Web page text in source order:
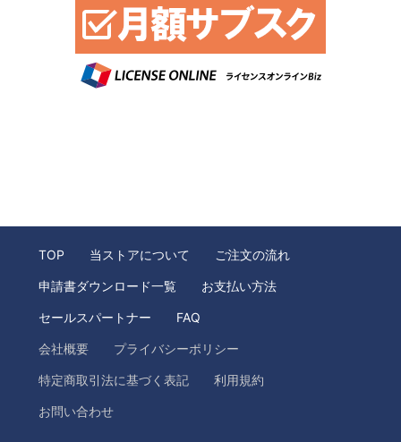
TOP 当ストアについて ご注文の流れ
申請書ダウンロード一覧 お支払い方法
セールスパートナー FAQ
会社概要 プライバシーポリシー
特定商取引法に基づく表記 利用規約
お問い合わせ